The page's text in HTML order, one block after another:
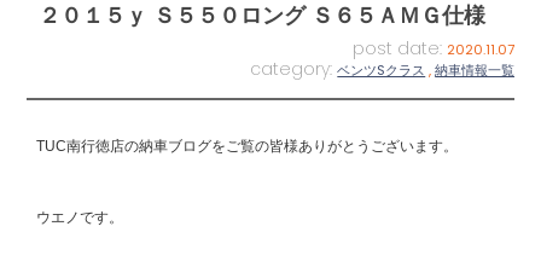
２０１５ｙ Ｓ５５０ロング Ｓ６５ＡＭＧ仕様
post date: 2020.11.07
category:ベンツSクラス ,納車情報一覧
TUC南行徳店の納車ブログをご覧の皆様ありがとうございます。
ウエノです。